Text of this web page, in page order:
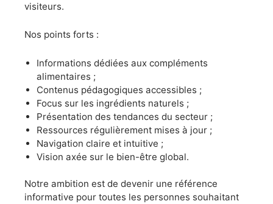
visiteurs.
Nos points forts :
Informations dédiées aux compléments
alimentaires ;
Contenus pédagogiques accessibles ;
Focus sur les ingrédients naturels ;
Présentation des tendances du secteur ;
Ressources régulièrement mises à jour ;
Navigation claire et intuitive ;
Vision axée sur le bien-être global.
Notre ambition est de devenir une référence
informative pour toutes les personnes souhaitant